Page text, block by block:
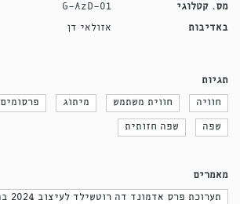
מס. קטלוגי G-AzD-01
באדיבות אזולאי דן
תגיות
חוויה חווית משתמש מיתוג פרסומים
שפה שפה חזותית
מאמרים
תערוכת פרס אדמונד דה רוטשילד לעיצוב 2024 בתקשורת חזותית